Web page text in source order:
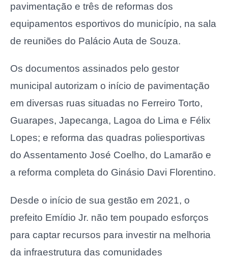
pavimentação e três de reformas dos
equipamentos esportivos do município, na sala
de reuniões do Palácio Auta de Souza.
Os documentos assinados pelo gestor
municipal autorizam o início de pavimentação
em diversas ruas situadas no Ferreiro Torto,
Guarapes, Japecanga, Lagoa do Lima e Félix
Lopes; e reforma das quadras poliesportivas
do Assentamento José Coelho, do Lamarão e
a reforma completa do Ginásio Davi Florentino.
Desde o início de sua gestão em 2021, o
prefeito Emídio Jr. não tem poupado esforços
para captar recursos para investir na melhoria
da infraestrutura das comunidades